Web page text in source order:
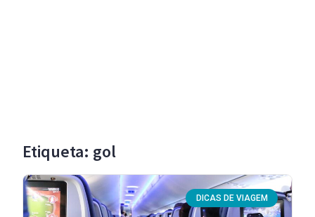
Etiqueta: gol
DICAS DE VIAGEM